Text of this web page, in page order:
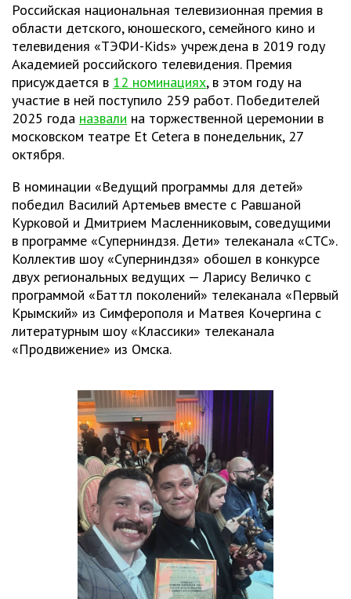
Российская национальная телевизионная премия в
области детского, юношеского, семейного кино и
телевидения «ТЭФИ-Kids» учреждена в 2019 году
Академией российского телевидения. Премия
присуждается в 12 номинациях, в этом году на
участие в ней поступило 259 работ. Победителей
2025 года назвали на торжественной церемонии в
московском театре Et Cetera в понедельник, 27
октября.
В номинации «Ведущий программы для детей»
победил Василий Артемьев вместе с Равшаной
Курковой и Дмитрием Масленниковым, соведущими
в программе «Суперниндзя. Дети» телеканала «СТС».
Коллектив шоу «Суперниндзя» обошел в конкурсе
двух региональных ведущих — Ларису Величко с
программой «Баттл поколений» телеканала «Первый
Крымский» из Симферополя и Матвея Кочергина с
литературным шоу «Классики» телеканала
«Продвижение» из Омска.